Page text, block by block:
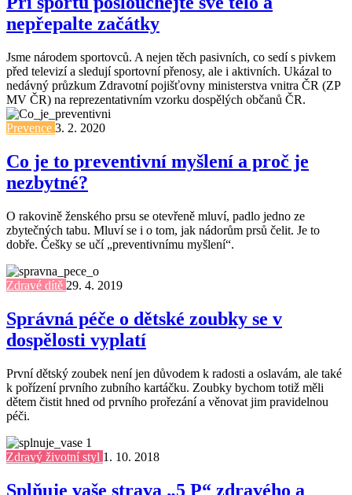
nepřepalte začátky
Jsme národem sportovců. A nejen těch pasivních, co sedí s pivkem
před televizí a sledují sportovní přenosy, ale i aktivních. Ukázal to
nedávný průzkum Zdravotní pojišťovny ministerstva vnitra ČR (ZP
MV ČR) na reprezentativním vzorku dospělých občanů ČR.
Prevence 3. 2. 2020
Co je to preventivní myšlení a proč je
nezbytné?
O rakovině ženského prsu se otevřeně mluví, padlo jedno ze
zbytečných tabu. Mluví se i o tom, jak nádorům prsů čelit. Je to
dobře. Češky se učí „preventivnímu myšlení“.
Zdravé dítě 29. 4. 2019
Správná péče o dětské zoubky se v
dospělosti vyplatí
První dětský zoubek není jen důvodem k radosti a oslavám, ale také
k pořízení prvního zubního kartáčku. Zoubky bychom totiž měli
dětem čistit hned od prvního prořezání a věnovat jim pravidelnou
péči.
Zdravý životní styl 1. 10. 2018
Splňuje vaše strava „5 P“ zdravého a